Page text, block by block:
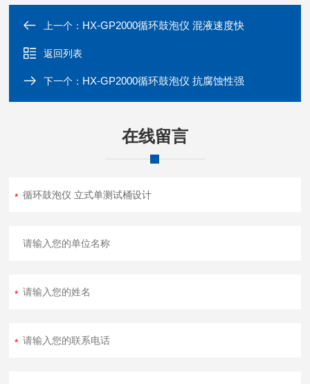
上一个： HX-GP2000循环鼓泡仪 混液速度快
返回列表
下一个： HX-GP2000循环鼓泡仪 抗腐蚀性强
在线留言